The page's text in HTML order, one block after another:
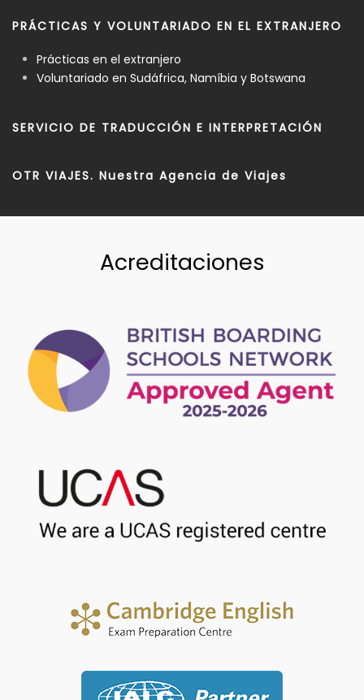
PRÁCTICAS Y VOLUNTARIADO EN EL EXTRANJERO
Prácticas en el extranjero
Voluntariado en Sudáfrica, Namíbia y Botswana
SERVICIO DE TRADUCCIÓN E INTERPRETACIÓN
OTR VIAJES. Nuestra Agencia de Viajes
Acreditaciones